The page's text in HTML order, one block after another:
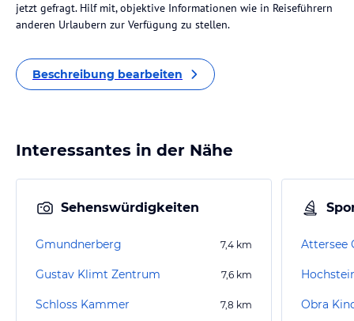
jetzt gefragt. Hilf mit, objektive Informationen wie in Reiseführern
anderen Urlaubern zur Verfügung zu stellen.
Beschreibung bearbeiten
Interessantes in der Nähe
Sehenswürdigkeiten
Gmundnerberg 7,4 km
Gustav Klimt Zentrum 7,6 km
Schloss Kammer 7,8 km
Attersee
Obra